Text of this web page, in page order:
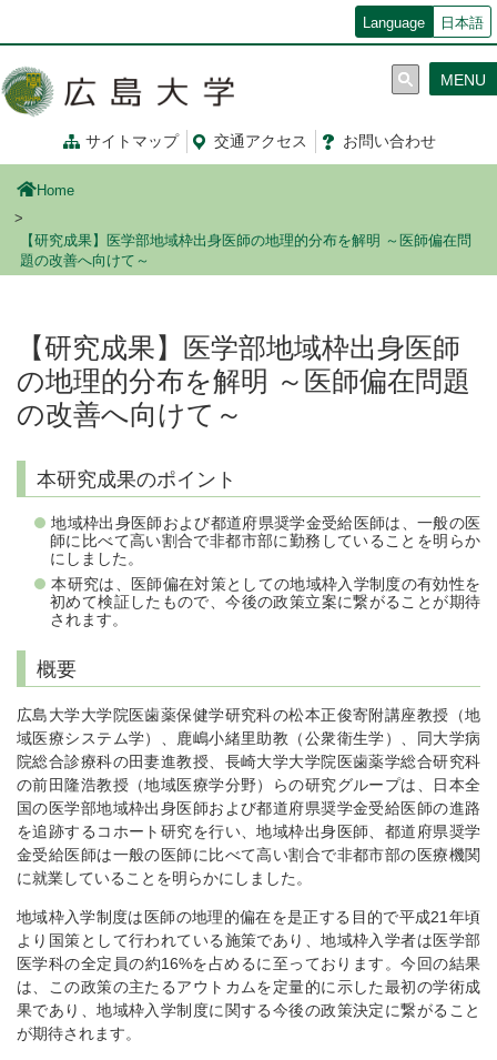
コ
ン
移
Language 日本語
サイトマップ 交通アクセス お問い合わせ
MENU
Home
【研究成果】医学部地域枠出身医師の地理的分布を解明 ～医師偏在問
題の改善へ向けて～
【研究成果】医学部地域枠出身医師
の地理的分布を解明 ～医師偏在問題
の改善へ向けて～
本研究成果のポイント
地域枠出身医師および都道府県奨学金受給医師は、一般の医
師に比べて高い割合で非都市部に勤務していることを明らか
にしました。
本研究は、医師偏在対策としての地域枠入学制度の有効性を
初めて検証したもので、今後の政策立案に繋がることが期待
されます。
概要
広島大学大学院医歯薬保健学研究科の松本正俊寄附講座教授（地
域医療システム学）、鹿嶋小緒里助教（公衆衛生学）、同大学病
院総合診療科の田妻進教授、長崎大学大学院医歯薬学総合研究科
の前田隆浩教授（地域医療学分野）らの研究グループは、日本全
国の医学部地域枠出身医師および都道府県奨学金受給医師の進路
を追跡するコホート研究を行い、地域枠出身医師、都道府県奨学
金受給医師は一般の医師に比べて高い割合で非都市部の医療機関
に就業していることを明らかにしました。
地域枠入学制度は医師の地理的偏在を是正する目的で平成21年頃
より国策として行われている施策であり、地域枠入学者は医学部
医学科の全定員の約16%を占めるに至っております。今回の結果
は、この政策の主たるアウトカムを定量的に示した最初の学術成
果であり、地域枠入学制度に関する今後の政策決定に繋がること
が期待されます。